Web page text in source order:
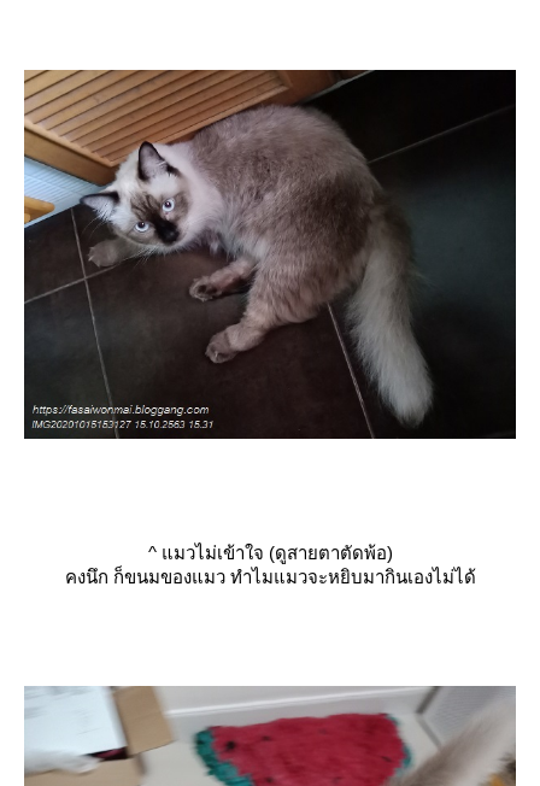
^มวไม่เข้าใจ (ดูสายตาตัดพ้อ)
คงนึก ก็ขนมของแมว ทำไมแมวจะหยิบมากินเองไม่ได้